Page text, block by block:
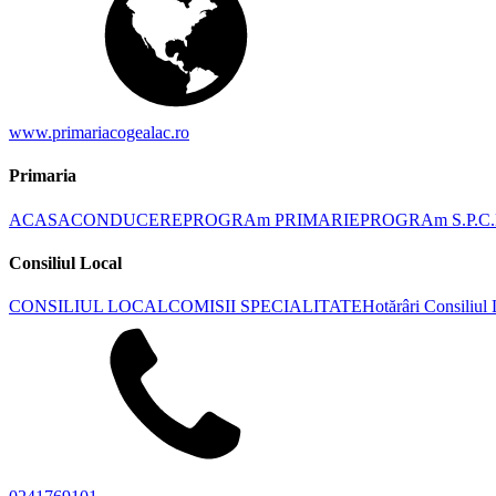
www.primariacogealac.ro
Primaria
ACASACONDUCEREPROGRAm PRIMARIEPROGRAm
Consiliul Local
CONSILIUL LOCALCOMISII SPECIALITATEHotărâri Consiliul